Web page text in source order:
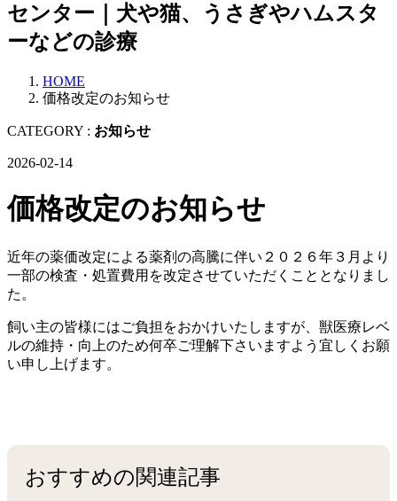
センター｜犬や猫、うさぎやハムスタ
ーなどの診療
HOME
価格改定のお知らせ
CATEGORY : お知らせ
2026-02-14
価格改定のお知らせ
近年の薬価改定による薬剤の高騰に伴い２０２６年３月より
一部の検査・処置費用を改定させていただくこととなりまし
た。
飼い主の皆様にはご負担をおかけいたしますが、獣医療レベ
ルの維持・向上のため何卒ご理解下さいますよう宜しくお願
い申し上げます。
おすすめの関連記事